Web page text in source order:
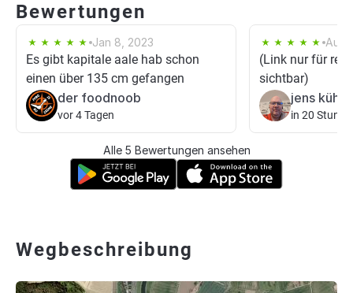
Bewertungen
Jan 8, 2023
Es gibt kapitale aale hab schon
einen über 135 cm gefangen
der foodnoob
vor 4 Tagen
Aug
(Link nur für
sichtbar)
jens
in 20
Alle 5 Bewertungen ansehen
Wegbeschreibung